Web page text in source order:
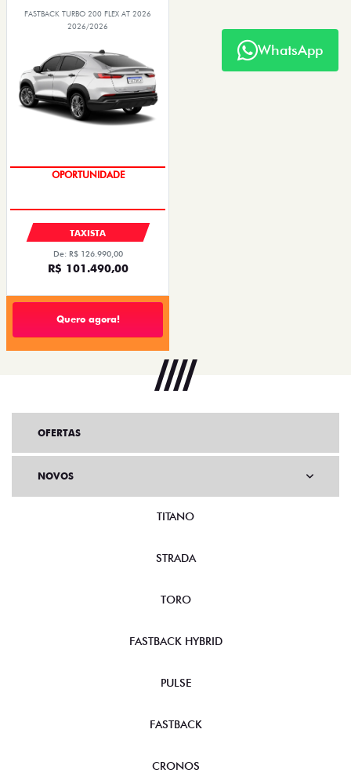
FASTBACK TURBO 200 FLEX AT 2026
2026/2026
OPORTUNIDADE
TAXISTA
De: R$ 126.990,00
R$ 101.490,00
Quero agora!
WhatsApp
OFERTAS
NOVOS
TITANO
STRADA
TORO
FASTBACK HYBRID
PULSE
FASTBACK
CRONOS